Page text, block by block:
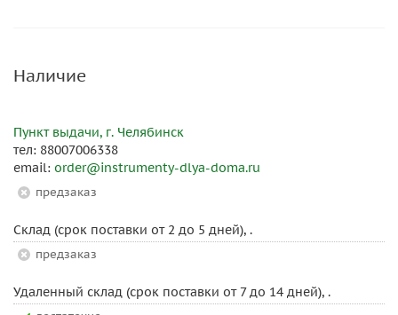
Наличие
Пункт выдачи, г. Челябинск
тел: 88007006338
email: order@instrumenty-dlya-doma.ru
Предзаказ
Склад (срок поставки от 2 до 5 дней), .
Предзаказ
Удаленный склад (срок поставки от 7 до 14 дней), .